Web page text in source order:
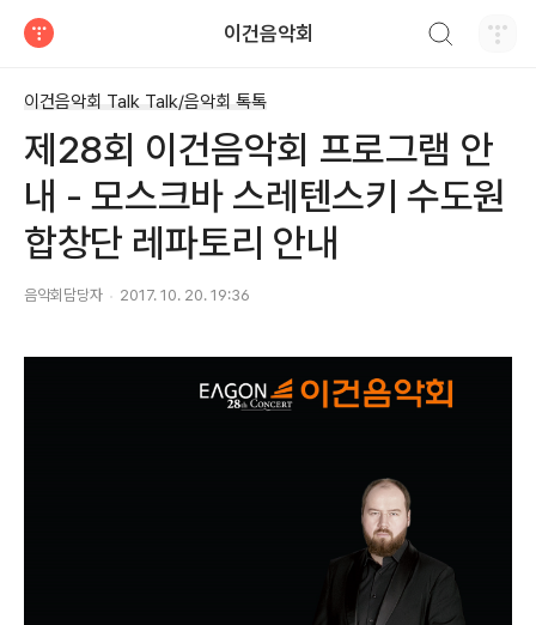
이건음악회
이건음악회 Talk Talk/음악회 톡톡
제28회 이건음악회 프로그램 안
내 - 모스크바 스레텐스키 수도원
합창단 레파토리 안내
음악회담당자 2017. 10. 20. 19:36